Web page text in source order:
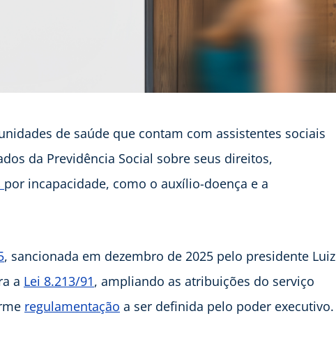
de saúde que contam com assistentes sociais
da Previdência Social sobre seus direitos,
por incapacidade, como o auxílio-doença e a
, sancionada em dezembro de 2025 pelo presidente Luiz
a Lei 8.213/91, ampliando as atribuições do serviço
regulamentação a ser definida pelo poder executivo.